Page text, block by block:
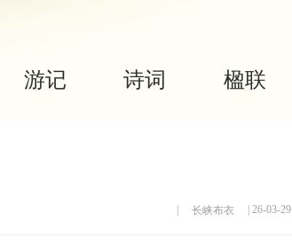
游记 诗词 楹联
长峡布衣 | 26-03-29